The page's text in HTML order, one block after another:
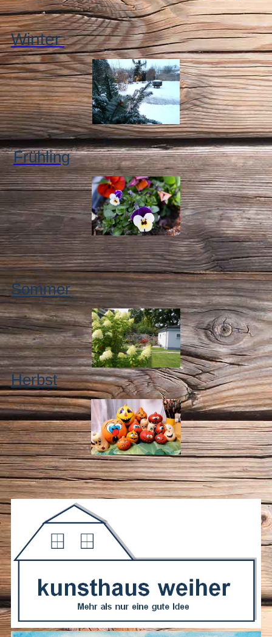
Winter
Frühling
Sommer
Herbst